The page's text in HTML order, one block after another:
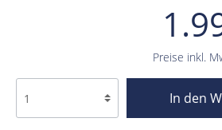
Preise inkl.
In den